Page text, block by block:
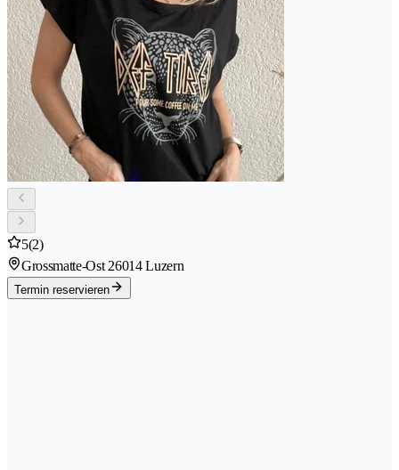
5(2)
Grossmatte-Ost 26014 Luzern
Termin reservieren